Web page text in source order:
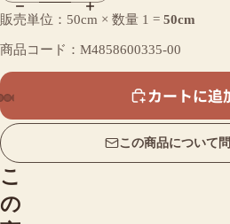
こ
の
販売単位：50cm × 数量 1 = 50cm
商品コード：M4858600335-00
カートに追
この商品について